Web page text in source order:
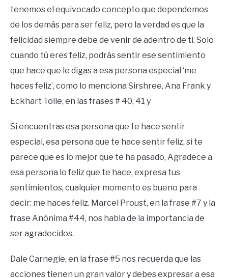
tenemos el equivocado concepto que dependemos
de los demás para ser feliz, pero la verdad es que la
felicidad siempre debe de venir de adentro de ti. Solo
cuando tú eres feliz, podrás sentir ese sentimiento
que hace que le digas a esa persona especial ‘me
haces feliz’, como lo menciona Sirshree, Ana Frank y
Eckhart Tolle, en las frases # 40, 41 y
Si encuentras esa persona que te hace sentir
especial, esa persona que te hace sentir feliz, si te
parece que es lo mejor que te ha pasado, Agradece a
esa persona lo feliz que te hace, expresa tus
sentimientos, cualquier momento es bueno para
decir: me haces feliz. Marcel Proust, en la frase #7 y la
frase Anónima #44, nos habla de la importancia de
ser agradecidos.
Dale Carnegie, en la frase #5 nos recuerda que las
acciones tienen un gran valor y debes expresar a esa